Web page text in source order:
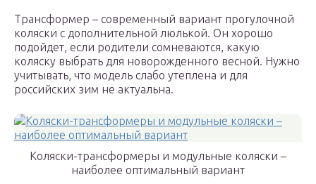
Трансформер – современный вариант прогулочной
коляски с дополнительной люлькой. Он хорошо
подойдет, если родители сомневаются, какую
коляску выбрать для новорожденного весной. Нужно
учитывать, что модель слабо утеплена и для
российских зим не актуальна.
Коляски-трансформеры и модульные коляски –
наиболее оптимальный вариант